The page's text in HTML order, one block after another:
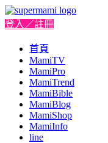
登入／註冊
首頁
MamiTV
MamiPro
MamiTrend
MamiBible
MamiBlog
MamiShop
MamiInfo
line